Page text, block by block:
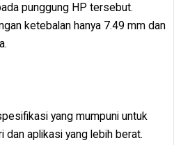
punggung HP tersebut.
ketebalan hanya 7.49 mm dan
yang mumpuni untuk
dan aplikasi yang lebih berat.